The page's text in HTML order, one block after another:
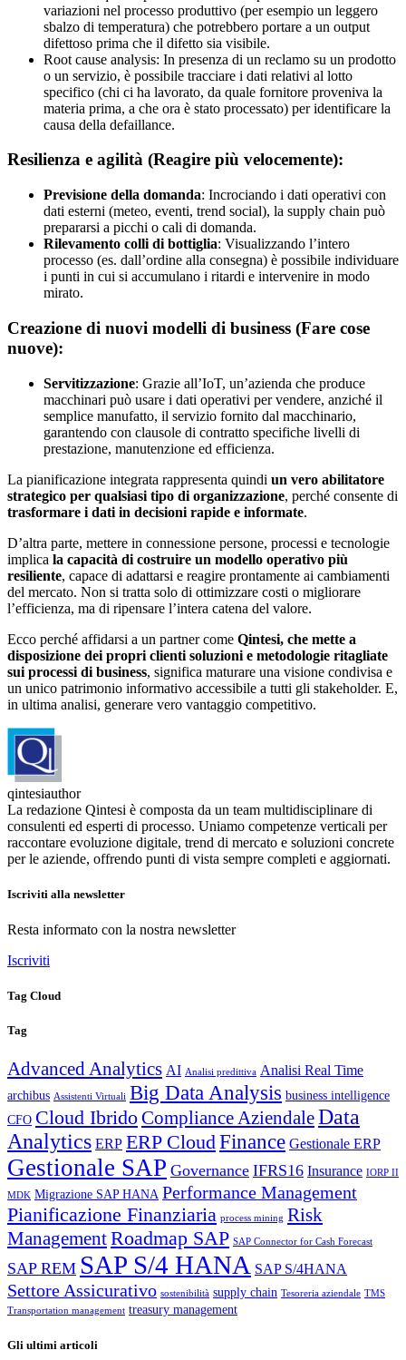
variazioni nel processo produttivo (per esempio un leggero
sbalzo di temperatura) che potrebbero portare a un output
difettoso prima che il difetto sia visibile.
Root cause analysis: In presenza di un reclamo su un prodotto
o un servizio, è possibile tracciare i dati relativi al lotto
specifico (chi ci ha lavorato, da quale fornitore proveniva la
materia prima, a che ora è stato processato) per identificare la
causa della defaillance.
Resilienza e agilità (Reagire più velocemente):
Previsione della domanda: Incrociando i dati operativi con
dati esterni (meteo, eventi, trend social), la supply chain può
prepararsi a picchi o cali di domanda.
Rilevamento colli di bottiglia: Visualizzando l’intero
processo (es. dall’ordine alla consegna) è possibile individuare
i punti in cui si accumulano i ritardi e intervenire in modo
mirato.
Creazione di nuovi modelli di business (Fare cose
nuove):
Servitizzazione: Grazie all’IoT, un’azienda che produce
macchinari può usare i dati operativi per vendere, anziché il
semplice manufatto, il servizio fornito dal macchinario,
garantendo con clausole di contratto specifiche livelli di
prestazione, manutenzione ed efficienza.
La pianificazione integrata rappresenta quindi un vero abilitatore
strategico per qualsiasi tipo di organizzazione, perché consente di
trasformare i dati in decisioni rapide e informate.
D’altra parte, mettere in connessione persone, processi e tecnologie
implica la capacità di costruire un modello operativo più
resiliente, capace di adattarsi e reagire prontamente ai cambiamenti
del mercato. Non si tratta solo di ottimizzare costi o migliorare
l’efficienza, ma di ripensare l’intera catena del valore.
Ecco perché affidarsi a un partner come Qintesi, che mette a
disposizione dei propri clienti soluzioni e metodologie ritagliate
sui processi di business, significa maturare una visione condivisa e
un unico patrimonio informativo accessibile a tutti gli stakeholder. E,
in ultima analisi, generare vero vantaggio competitivo.
qintesiauthor
La redazione Qintesi è composta da un team multidisciplinare di
consulenti ed esperti di processo. Uniamo competenze verticali per
raccontare evoluzione digitale, trend di mercato e soluzioni concrete
per le aziende, offrendo punti di vista sempre completi e aggiornati.
Iscriviti alla newsletter
Resta informato con la nostra newsletter
Iscriviti
Tag Cloud
Tag
Advanced Analytics AI Analisi predittiva Analisi Real Time
archibus Assistenti Virtuali Big Data Analysis business intelligence
CFO Cloud IbridoCompliance AziendaleData
Analytics ERP ERP CloudFinance Gestionale ERP
Gestionale SAP Governance IFRS16 Insurance IORP II
MDK Migrazione SAP HANA Performance Management
Pianificazione Finanziaria process mining Risk
ManagementRoadmap SAP SAP Connector for Cash Forecast
SAP REM SAP S/4 HANA SAP S/4HANA
Settore Assicurativo sostenibilità supply chain Tesoreria aziendale TMS
Transportation management treasury management
Gli ultimi articoli